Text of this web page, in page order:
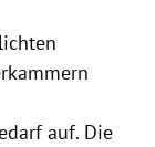
auf. Die